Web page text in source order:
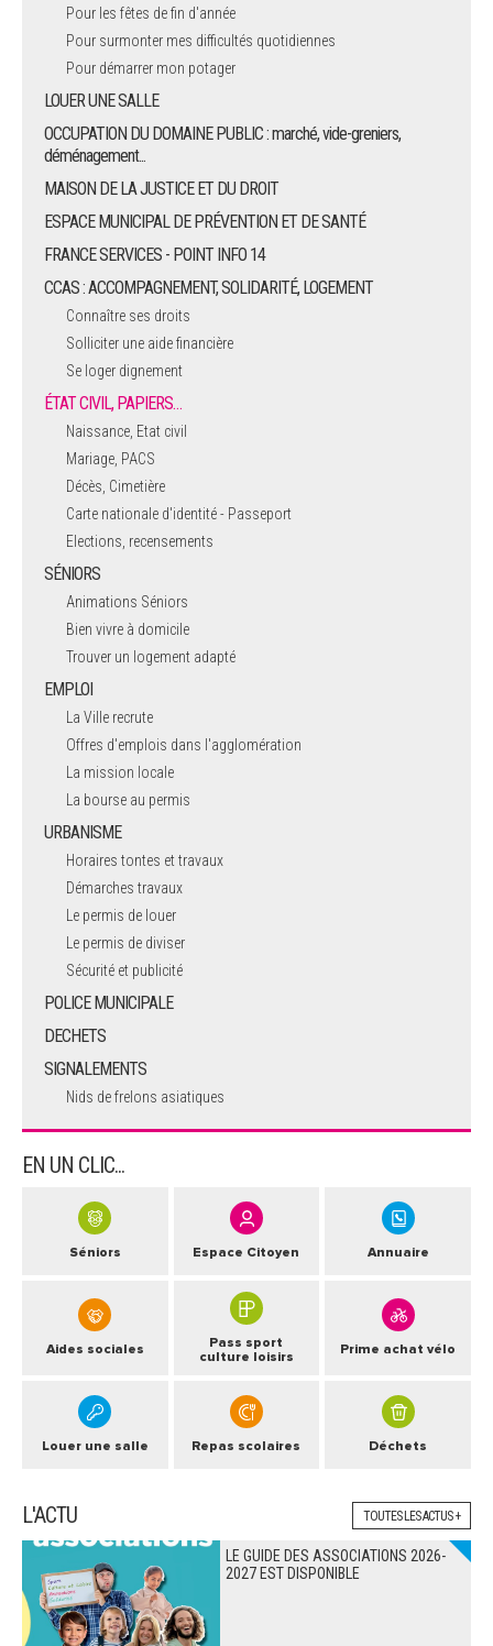
Pour les fêtes de fin d'année
Pour surmonter mes difficultés quotidiennes
Pour démarrer mon potager
LOUER UNE SALLE
OCCUPATION DU DOMAINE PUBLIC : marché, vide-greniers,
déménagement...
MAISON DE LA JUSTICE ET DU DROIT
ESPACE MUNICIPAL DE PRÉVENTION ET DE SANTÉ
FRANCE SERVICES - POINT INFO 14
CCAS : ACCOMPAGNEMENT, SOLIDARITÉ, LOGEMENT
Connaître ses droits
Solliciter une aide financière
Se loger dignement
ÉTAT CIVIL, PAPIERS…
Naissance, Etat civil
Mariage, PACS
Décès, Cimetière
Carte nationale d'identité - Passeport
Elections, recensements
SÉNIORS
Animations Séniors
Bien vivre à domicile
Trouver un logement adapté
EMPLOI
La Ville recrute
Offres d'emplois dans l'agglomération
La mission locale
La bourse au permis
URBANISME
Horaires tontes et travaux
Démarches travaux
Le permis de louer
Le permis de diviser
Sécurité et publicité
POLICE MUNICIPALE
DECHETS
SIGNALEMENTS
Nids de frelons asiatiques
EN UN CLIC...
Séniors Espace Citoyen Annuaire
Aides sociales
Pass sport
culture loisirs
Prime achat vélo
Louer une salle Repas scolaires Déchets
L'ACTU TOUTES LES ACTUS +
LE GUIDE DES ASSOCIATIONS 2026-
2027 EST DISPONIBLE